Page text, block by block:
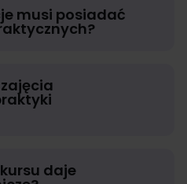
musi posiadać
daje